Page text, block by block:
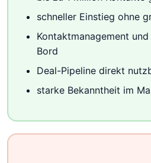
schneller Einstieg ohne
Kontaktmanagement
Bord
Deal-Pipeline direkt
starke Bekanntheit im